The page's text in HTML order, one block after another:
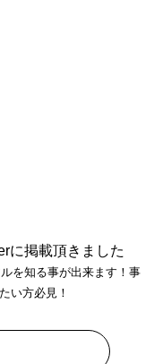
に掲載頂きました
を知る事が出来ます！事
い方必見！